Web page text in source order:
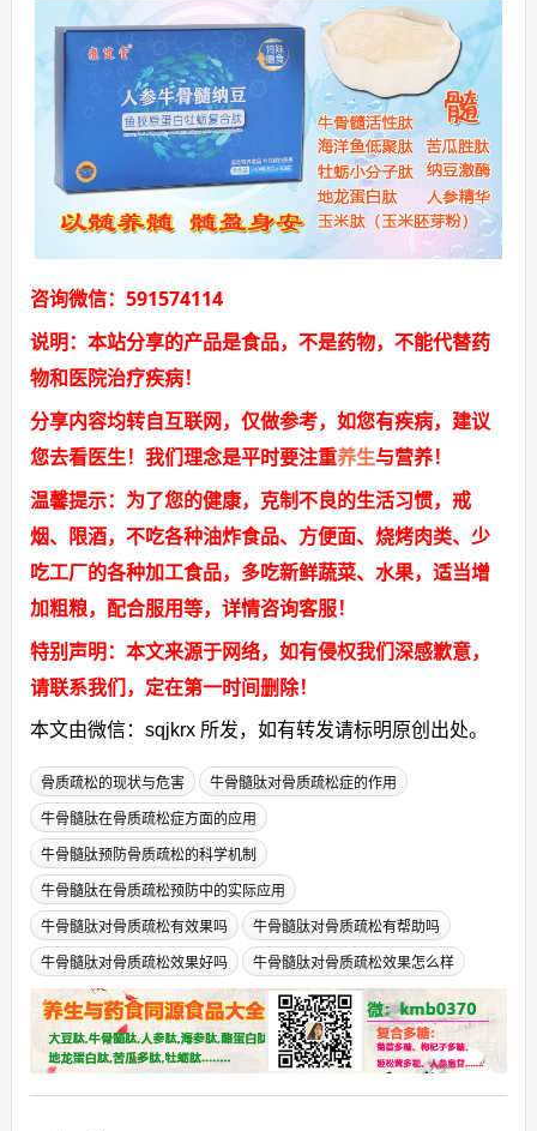
咨询微信：591574114
说明：本站分享的产品是食品，不是药物，不能代替药
物和医院治疗疾病！
分享内容均转自互联网，仅做参考，如您有疾病，建议
您去看医生！我们理念是平时要注重养生与营养！
温馨提示：为了您的健康，克制不良的生活习惯，戒
烟、限酒，不吃各种油炸食品、方便面、烧烤肉类、少
吃工厂的各种加工食品，多吃新鲜蔬菜、水果，适当增
加粗粮，配合服用等，详情咨询客服！
特别声明：本文来源于网络，如有侵权我们深感歉意，
请联系我们，定在第一时间删除！
本文由微信：sqjkrx 所发，如有转发请标明原创出处。
骨质疏松的现状与危害 牛骨髓肽对骨质疏松症的作用
牛骨髓肽在骨质疏松症方面的应用
牛骨髓肽预防骨质疏松的科学机制
牛骨髓肽在骨质疏松预防中的实际应用
牛骨髓肽对骨质疏松有效果吗 牛骨髓肽对骨质疏松有帮助吗
牛骨髓肽对骨质疏松效果好吗 牛骨髓肽对骨质疏松效果怎么样